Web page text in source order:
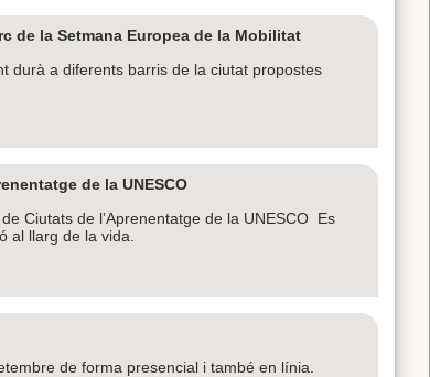
de la Setmana Europea de la Mobilitat
durà a diferents barris de la ciutat propostes
de la UNESCO
Ciutats de l’Aprenentatge de la UNESCO Es
al llarg de la vida.
de forma presencial i també en línia.